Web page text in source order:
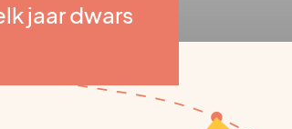
jaar dwars